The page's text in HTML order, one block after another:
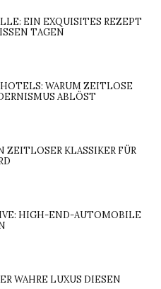
EIN EXQUISITES REZEPT
TAGEN
WARUM ZEITLOSE
ABLÖST
KLASSIKER FÜR
HIGH-END-AUTOMOBILE
WAHRE LUXUS DIESEN